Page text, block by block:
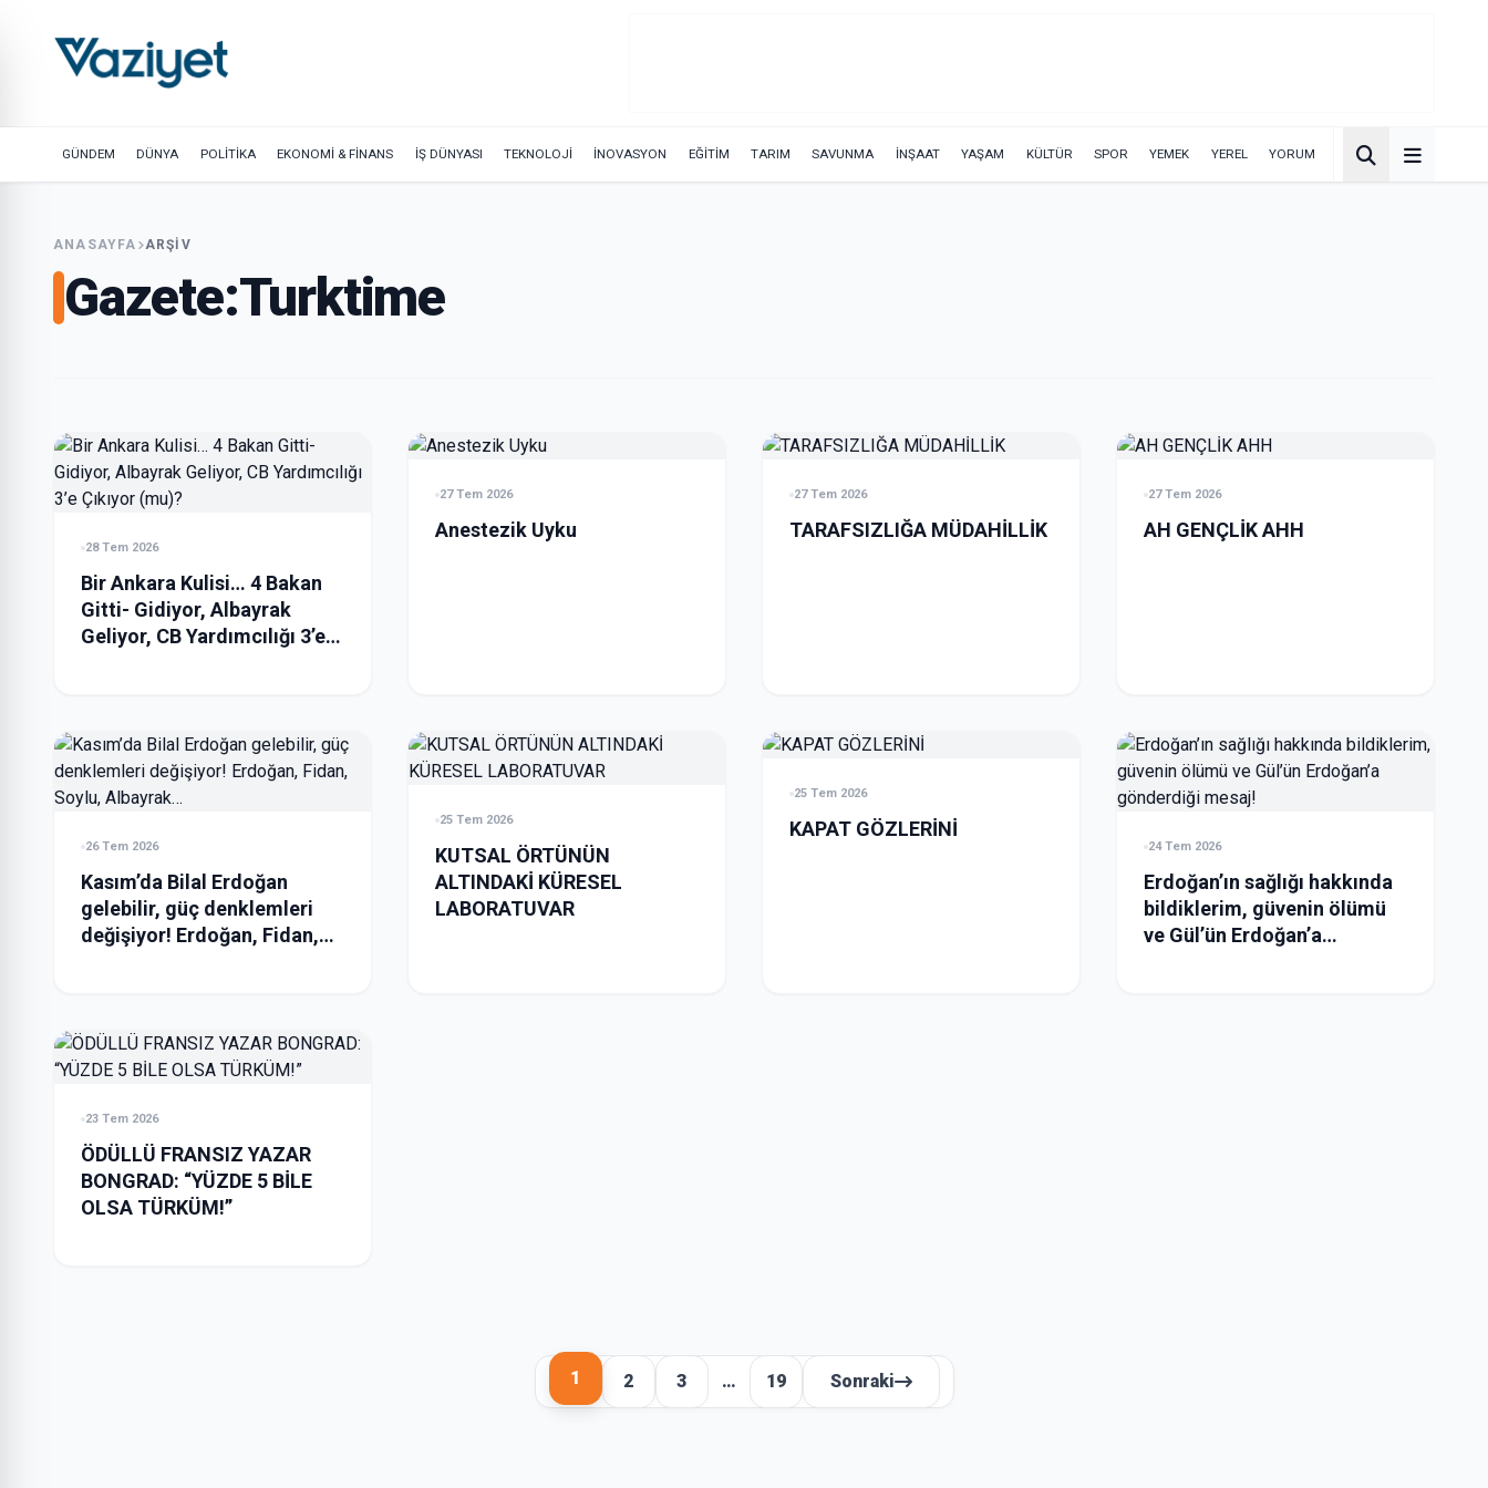
GÜNDEM DÜNYA POLİTİKA EKONOMİ & FİNANS İŞ DÜNYASI TEKNOLOJİ İNOVASYON EĞİTİM TARIM SAVUNMA İNŞAAT YAŞAM KÜLTÜR SPOR YEMEK YEREL YORUM
ANASAYFA ARŞIV
Gazete:Turktime
28 Tem 2026
Bir Ankara Kulisi… 4 Bakan
Gitti- Gidiyor, Albayrak
Geliyor, CB Yardımcılığı 3’e
27 Tem 2026
Anestezik Uyku
27 Tem 2026
TARAFSIZLIĞA MÜDAHİLLİK
27 Tem 2026
AH GENÇLİK AHH
26 Tem 2026
Kasım’da Bilal Erdoğan
gelebilir, güç denklemleri
değişiyor! Erdoğan, Fidan,
25 Tem 2026
KUTSAL ÖRTÜNÜN
ALTINDAKİ KÜRESEL
LABORATUVAR
25 Tem 2026
KAPAT GÖZLERİNİ
24 Tem 2026
Erdoğan’ın sağlığı hakkında
bildiklerim, güvenin ölümü
ve Gül’ün Erdoğan’a
23 Tem 2026
ÖDÜLLÜ FRANSIZ YAZAR
BONGRAD: “YÜZDE 5 BİLE
OLSA TÜRKÜM!”
1 2 3 … 19 Sonraki